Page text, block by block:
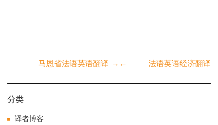
Post
navigation
← 法语英语经济翻译
马恩省法语英语翻译 →
分类
译者博客